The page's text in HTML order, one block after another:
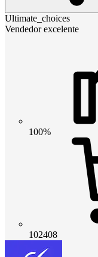
Ultimate_choices
Vendedor excelente
100%
102408